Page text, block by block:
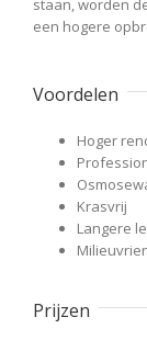
staan, worden
een hogere
Voordelen
Hoger
Krasvrij
Langere
Prijzen